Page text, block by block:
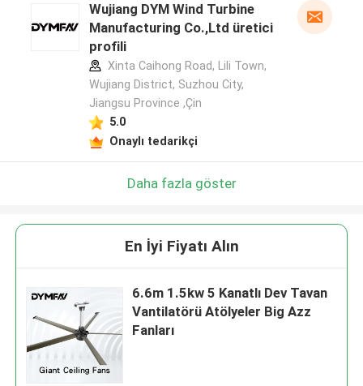
Wujiang DYM Wind Turbine
Manufacturing Co.,Ltd üretici
profili
Xinta Caihong Road, Lili Town,
Wujiang District, Suzhou City,
Jiangsu Province ,Çin
5.0
Onaylı tedarikçi
Daha fazla göster
En İyi Fiyatı Alın
6.6m 1.5kw 5 Kanatlı Dev Tavan
Vantilatörü Atölyeler Big Azz
Fanları